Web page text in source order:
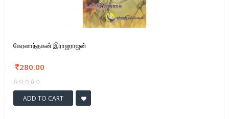
கேரளாந்தகன் இராஜராஜன்
280.00
ADD TO CART